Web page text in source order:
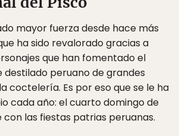
mayor fuerza desde hace más
ha sido revalorado gracias a
que han fomentado el
destilado peruano de grandes
coctelería. Es por eso que se le ha
cada año: el cuarto domingo de
con las fiestas patrias peruanas.